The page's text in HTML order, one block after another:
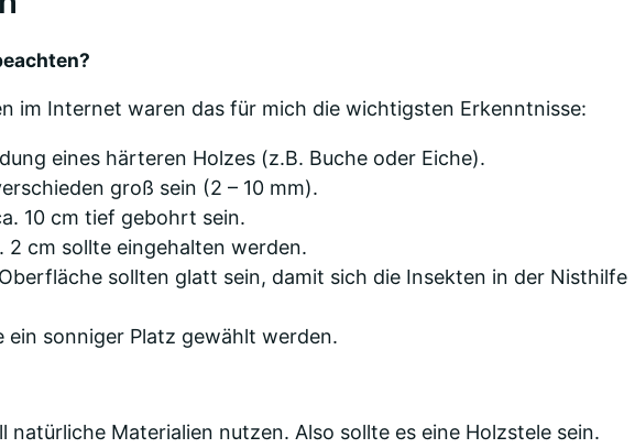
im Internet waren das für mich die wichtigsten Erkenntnisse:
eines härteren Holzes (z.B. Buche oder Eiche).
groß sein (2 – 10 mm).
10 cm tief gebohrt sein.
2 cm sollte eingehalten werden.
sollten glatt sein, damit sich die Insekten in der Nisthilfe
ein sonniger Platz gewählt werden.
natürliche Materialien nutzen. Also sollte es eine Holzstele sein.